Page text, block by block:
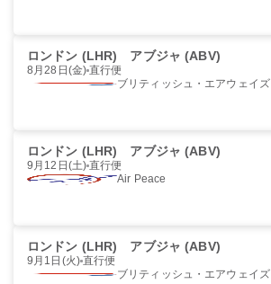
ロンドン (LHR) アブジャ (ABV)
8月28日(金) 直行便
ブリティッシュ・エアウェイズ
ロンドン (LHR) アブジャ (ABV)
9月12日(土) 直行便
Air Peace
ロンドン (LHR) アブジャ (ABV)
9月1日(火) 直行便
ブリティッシュ・エアウェイズ